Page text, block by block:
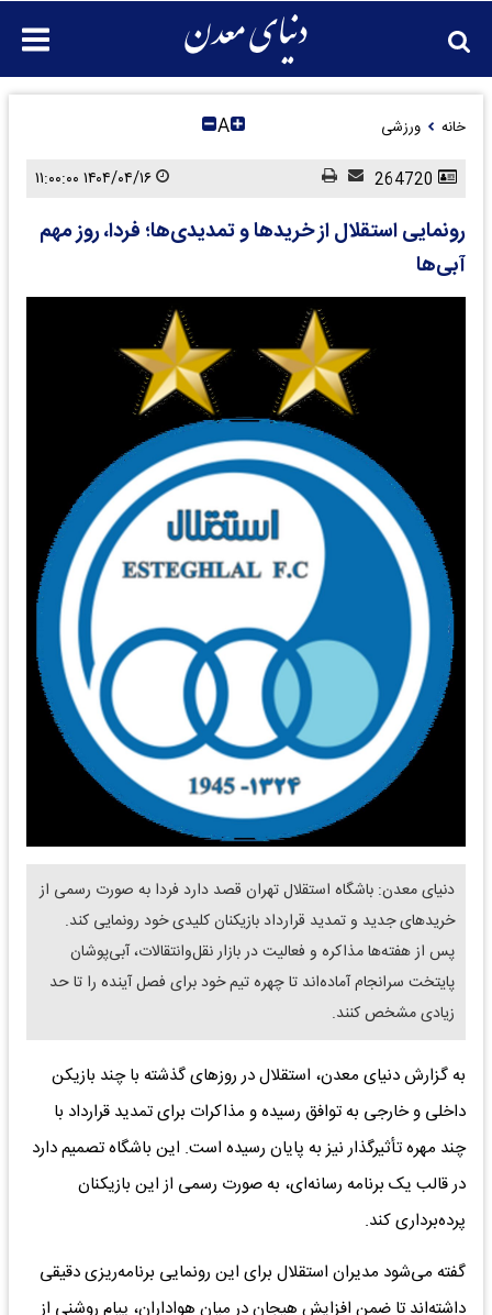
خانه ورزشی A
رونمایی استقلال از خرید‌ها و تمدیدی‌ها؛ فردا، روز مهم
آبی‌ها
دنیای معدن: باشگاه استقلال تهران قصد دارد فردا به صورت رسمی از
خرید‌های جدید و تمدید قرارداد بازیکنان کلیدی خود رونمایی کند.
پس از هفته‌ها مذاکره و فعالیت در بازار نقل‌وانتقالات، آبی‌پوشان
پایتخت سرانجام آماده‌اند تا چهره تیم خود برای فصل آینده را تا حد
زیادی مشخص کنند.
به گزارش دنیای معدن، استقلال در روز‌های گذشته با چند بازیکن
داخلی و خارجی به توافق رسیده و مذاکرات برای تمدید قرارداد با
چند مهره تأثیرگذار نیز به پایان رسیده است. این باشگاه تصمیم دارد
در قالب یک برنامه رسانه‌ای، به صورت رسمی از این بازیکنان
پرده‌برداری کند.
گفته می‌شود مدیران استقلال برای این رونمایی برنامه‌ریزی دقیقی
داشته‌اند تا ضمن افزایش هیجان در میان هواداران، پیام روشنی از